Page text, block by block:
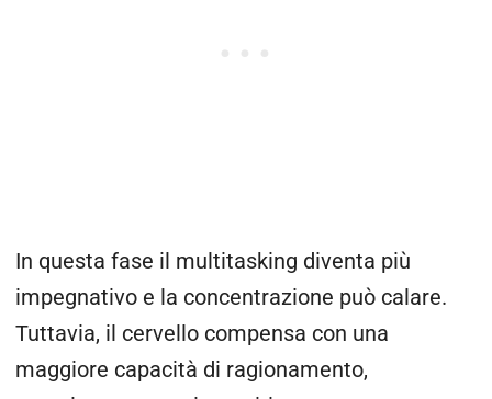
In questa fase il multitasking diventa più
impegnativo e la concentrazione può calare.
Tuttavia, il cervello compensa con una
maggiore capacità di ragionamento,